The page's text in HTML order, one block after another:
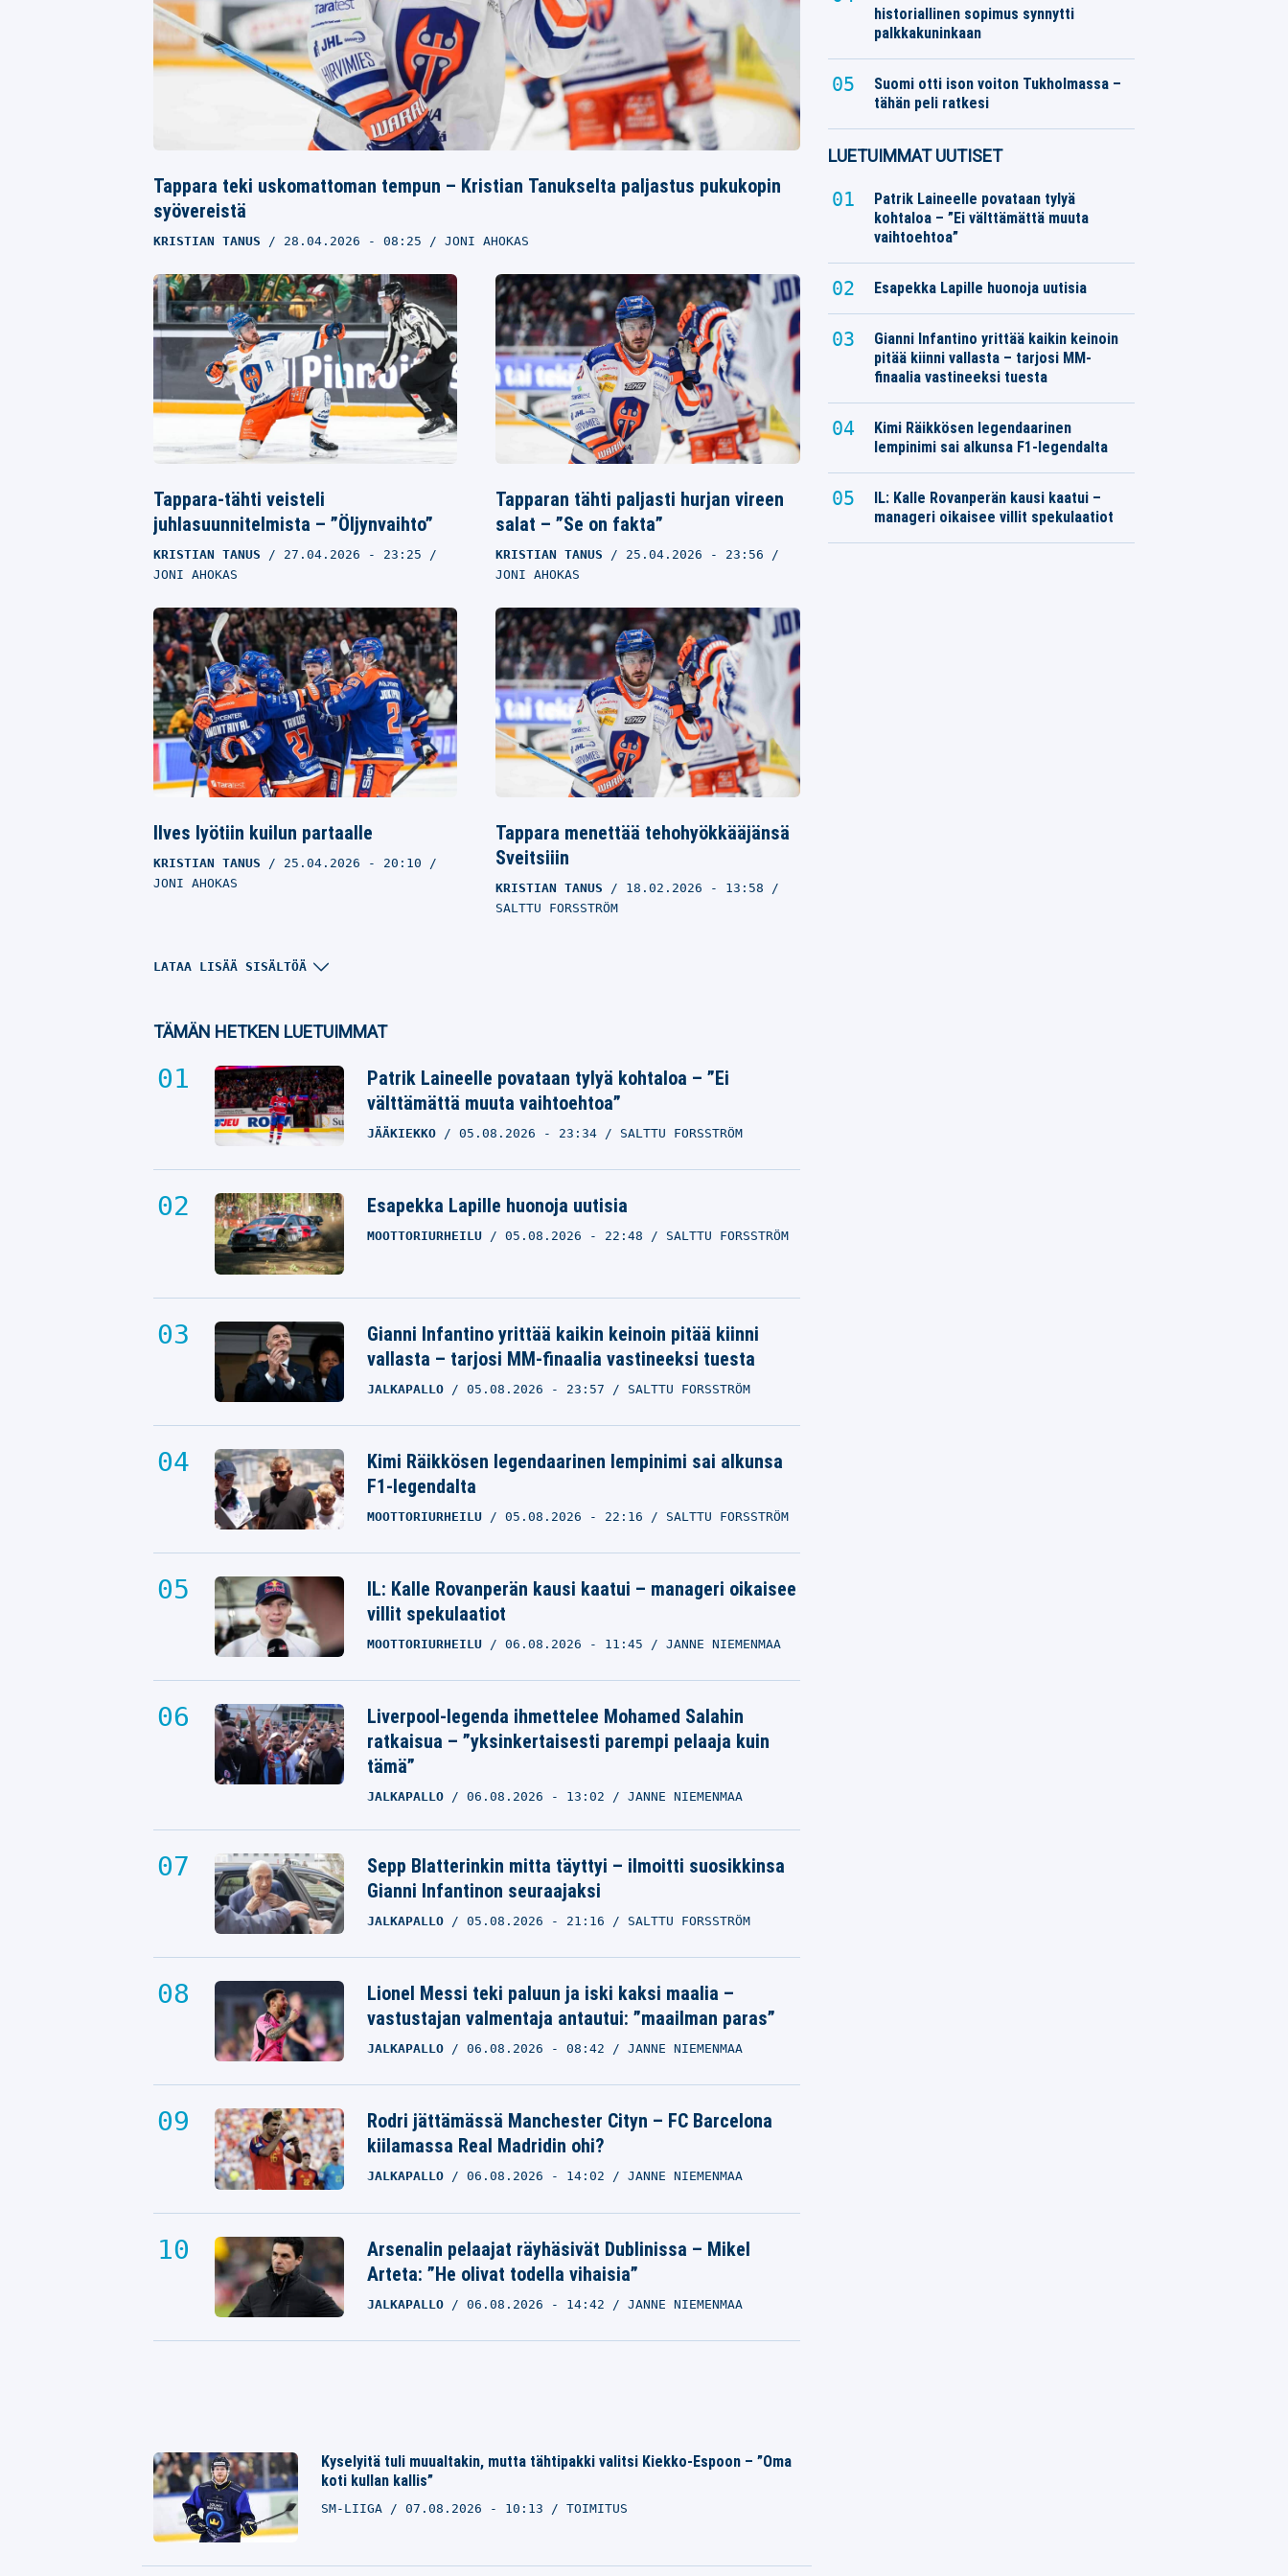
Tappara teki uskomattoman tempun – Kristian Tanukselta paljastus pukukopin
syövereistä
KRISTIAN TANUS 28.04.2026 - 08:25 JONI AHOKAS
Tappara-tähti veisteli
juhlasuunnitelmista – ”Öljynvaihto”
KRISTIAN TANUS 27.04.2026 - 23:25
JONI AHOKAS
Tapparan tähti paljasti hurjan vireen
salat – ”Se on fakta”
KRISTIAN TANUS 25.04.2026 - 23:56
JONI AHOKAS
Ilves lyötiin kuilun partaalle
KRISTIAN TANUS 25.04.2026 - 20:10
JONI AHOKAS
Tappara menettää tehohyökkääjänsä
Sveitsiiin
KRISTIAN TANUS 18.02.2026 - 13:58
SALTTU FORSSTRÖM
joulutauolta
KRISTIAN TANUS 26.12.2025
- 17:31
NICO OKSANEN
LATAA LISÄÄ SISÄLTÖÄ
TÄMÄN HETKEN LUETUIMMAT
Patrik Laineelle povataan tylyä kohtaloa – ”Ei
välttämättä muuta vaihtoehtoa”
JÄÄKIEKKO 05.08.2026 - 23:34 SALTTU FORSSTRÖM
Esapekka Lapille huonoja uutisia
MOOTTORIURHEILU 05.08.2026 - 22:48 SALTTU FORSSTRÖM
Gianni Infantino yrittää kaikin keinoin pitää kiinni
vallasta – tarjosi MM-finaalia vastineeksi tuesta
JALKAPALLO 05.08.2026 - 23:57 SALTTU FORSSTRÖM
Kimi Räikkösen legendaarinen lempinimi sai alkunsa
F1-legendalta
MOOTTORIURHEILU 05.08.2026 - 22:16 SALTTU FORSSTRÖM
IL: Kalle Rovanperän kausi kaatui – manageri oikaisee
villit spekulaatiot
MOOTTORIURHEILU 06.08.2026 - 11:45 JANNE NIEMENMAA
Liverpool-legenda ihmettelee Mohamed Salahin
ratkaisua – ”yksinkertaisesti parempi pelaaja kuin
tämä”
JALKAPALLO 06.08.2026 - 13:02 JANNE NIEMENMAA
Sepp Blatterinkin mitta täyttyi – ilmoitti suosikkinsa
Gianni Infantinon seuraajaksi
JALKAPALLO 05.08.2026 - 21:16 SALTTU FORSSTRÖM
Lionel Messi teki paluun ja iski kaksi maalia –
vastustajan valmentaja antautui: ”maailman paras”
JALKAPALLO 06.08.2026 - 08:42 JANNE NIEMENMAA
Rodri jättämässä Manchester Cityn – FC Barcelona
kiilamassa Real Madridin ohi?
JALKAPALLO 06.08.2026 - 14:02 JANNE NIEMENMAA
Arsenalin pelaajat räyhäsivät Dublinissa – Mikel
Arteta: ”He olivat todella vihaisia”
JALKAPALLO 06.08.2026 - 14:42 JANNE NIEMENMAA
Kyselyitä tuli muualtakin, mutta tähtipakki valitsi Kiekko-Espoon – ”Oma
koti kullan kallis”
SM-LIIGA 07.08.2026 - 10:13 TOIMITUS
historiallinen sopimus synnytti
palkkakuninkaan
Suomi otti ison voiton Tukholmassa –
tähän peli ratkesi
LUETUIMMAT UUTISET
Patrik Laineelle povataan tylyä
kohtaloa – ”Ei välttämättä muuta
vaihtoehtoa”
Esapekka Lapille huonoja uutisia
Gianni Infantino yrittää kaikin keinoin
pitää kiinni vallasta – tarjosi MM-
finaalia vastineeksi tuesta
Kimi Räikkösen legendaarinen
lempinimi sai alkunsa F1-legendalta
IL: Kalle Rovanperän kausi kaatui –
manageri oikaisee villit spekulaatiot